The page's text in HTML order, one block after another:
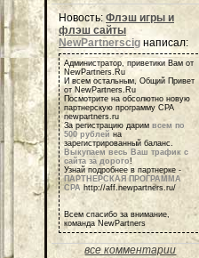
Новость: Флэш игры и
флэш сайты
NewPartnerscig написал:
Администратор, приветики Вам от
NewPartners.Ru
И всем остальным, Общий Привет
от NewPartners.Ru
Посмотрите на обсолютно новую
партнерскую программу СРА
newpartners.ru
За регистрацию дарим всем по
500 рублей на
зарегистрированный баланс.
Выкупаем весь Ваш трафик с
сайта за дорого!
Узнай подробнее в партнерке -
ПАРТНЕРСКАЯ ПРОГРАММА
СРА http://aff.newpartners.ru/
Всем спасибо за внимание,
команда NewPartners
все комментарии